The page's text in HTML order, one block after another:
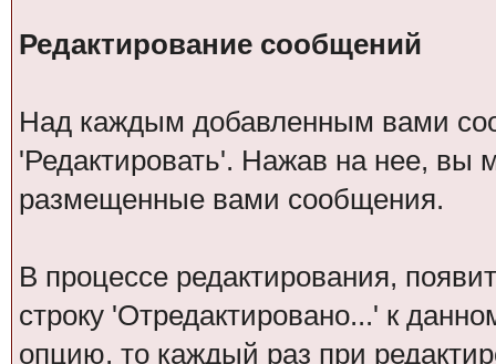
Редактирование сообщений
Над каждым добавленным вами
'Редактировать'. Нажав на нее, вы
размещенные вами сообщения.
В процессе редактирования,
строку 'Отредактировано...' к
опцию, то каждый раз при